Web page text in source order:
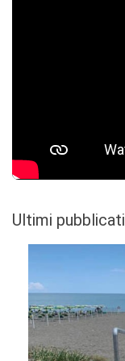
Ultimi pubblicati